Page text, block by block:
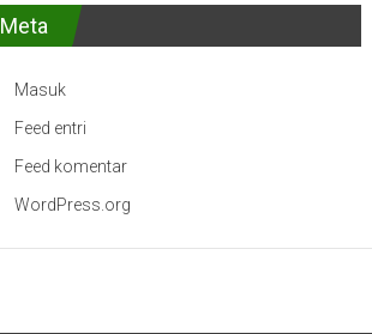
Meta
Masuk
Feed entri
Feed komentar
WordPress.org